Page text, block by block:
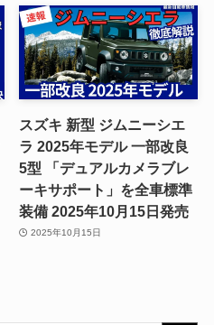
スズキ 新型 ジムニーシエ
ラ 2025年モデル 一部改良
5型 「デュアルカメラブレ
ーキサポート」を全車標準
装備 2025年10月15日発売
2025年10月15日